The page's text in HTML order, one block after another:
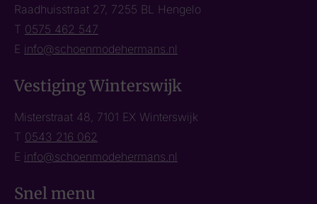
Raadhuisstraat 27, 7255 BL Hengelo
T 0575 462 547
E info@schoenmodehermans.nl
Vestiging Winterswijk
Misterstraat 48, 7101 EX Winterswijk
T 0543 216 062
E info@schoenmodehermans.nl
Snel menu